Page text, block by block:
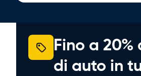
Fino a
di auto in